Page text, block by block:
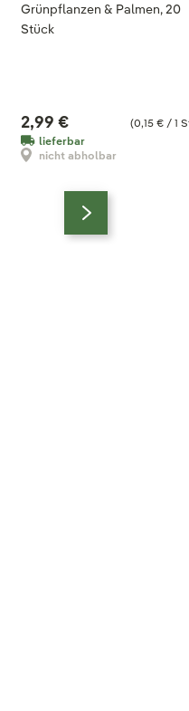
Grünpflanzen & Palmen, 20
Stück
(0,15 € / 1
2,99 €
lieferbar
nicht abholbar